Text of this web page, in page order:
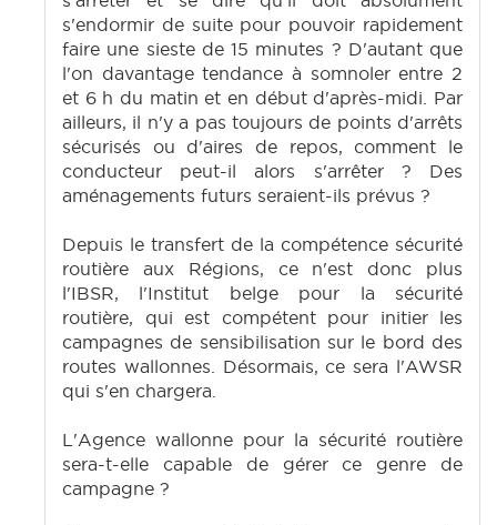
s'endormir de suite pour pouvoir rapidement
faire une sieste de 15 minutes ? D'autant que
l'on davantage tendance à somnoler entre 2
et 6 h du matin et en début d'après-midi. Par
ailleurs, il n'y a pas toujours de points d'arrêts
sécurisés ou d'aires de repos, comment le
conducteur peut-il alors s'arrêter ? Des
aménagements futurs seraient-ils prévus ?
Depuis le transfert de la compétence sécurité
routière aux Régions, ce n'est donc plus
l'IBSR, l'Institut belge pour la sécurité
routière, qui est compétent pour initier les
campagnes de sensibilisation sur le bord des
routes wallonnes. Désormais, ce sera l'AWSR
qui s'en chargera.
L'Agence wallonne pour la sécurité routière
sera-t-elle capable de gérer ce genre de
campagne ?